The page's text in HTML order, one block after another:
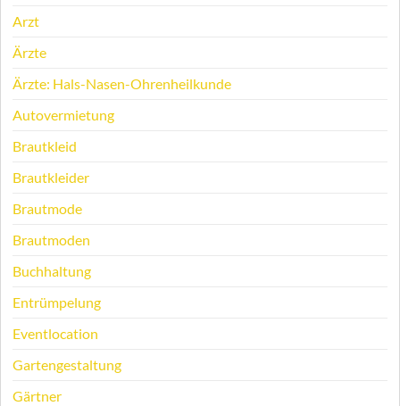
Arzt
Ärzte
Ärzte: Hals-Nasen-Ohrenheilkunde
Autovermietung
Brautkleid
Brautkleider
Brautmode
Brautmoden
Buchhaltung
Entrümpelung
Eventlocation
Gartengestaltung
Gärtner